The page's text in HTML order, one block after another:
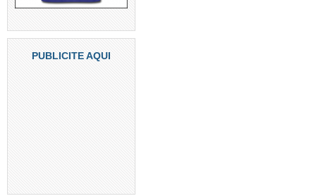
PUBLICITE AQUI